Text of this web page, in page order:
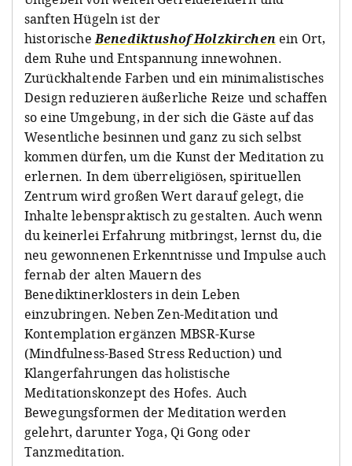
sanften Hügeln ist der
historischeBenediktushof Holzkirchenein Ort,
dem Ruhe und Entspannung innewohnen.
Zurückhaltende Farben und ein minimalistisches
Design reduzieren äußerliche Reize und schaffen
so eine Umgebung, in der sich die Gäste auf das
Wesentliche besinnen und ganz zu sich selbst
kommen dürfen, um die Kunst der Meditation zu
erlernen. In dem überreligiösen, spirituellen
Zentrum wird großen Wert darauf gelegt, die
Inhalte lebenspraktisch zu gestalten. Auch wenn
du keinerlei Erfahrung mitbringst, lernst du, die
neu gewonnenen Erkenntnisse und Impulse auch
fernab der alten Mauern des
Benediktinerklosters in dein Leben
einzubringen. Neben Zen-Meditation und
Kontemplation ergänzen MBSR-Kurse
(Mindfulness-Based Stress Reduction) und
Klangerfahrungen das holistische
Meditationskonzept des Hofes. Auch
Bewegungsformen der Meditation werden
gelehrt, darunter Yoga, Qi Gong oder
Tanzmeditation.